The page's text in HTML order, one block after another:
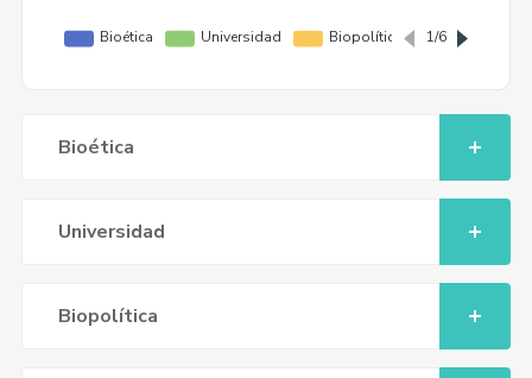
Bioética
Universidad
Biopolítica